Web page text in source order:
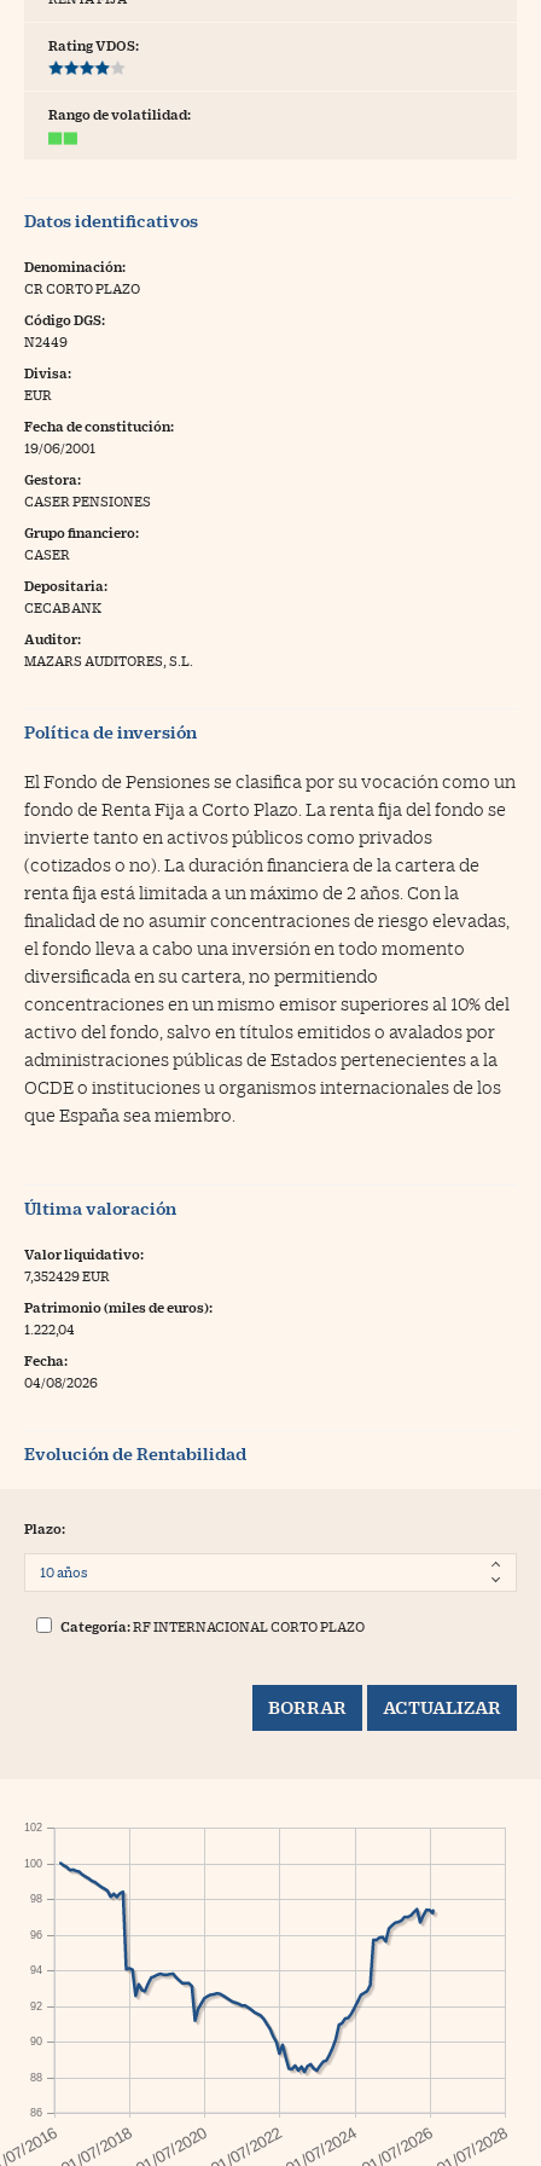
Pyme
a Cinco Días
Rating VDOS:
Rango de volatilidad:
Datos identificativos
Denominación:
CR CORTO PLAZO
Código DGS:
N2449
Divisa:
EUR
Fecha de constitución:
19/06/2001
Gestora:
CASER PENSIONES
Grupo financiero:
CASER
Depositaria:
CECABANK
Auditor:
MAZARS AUDITORES, S.L.
Política de inversión
El Fondo de Pensiones se clasifica por su vocación como un
fondo de Renta Fija a Corto Plazo. La renta fija del fondo se
invierte tanto en activos públicos como privados
(cotizados o no). La duración financiera de la cartera de
renta fija está limitada a un máximo de 2 años. Con la
finalidad de no asumir concentraciones de riesgo elevadas,
el fondo lleva a cabo una inversión en todo momento
diversificada en su cartera, no permitiendo
concentraciones en un mismo emisor superiores al 10% del
activo del fondo, salvo en títulos emitidos o avalados por
administraciones públicas de Estados pertenecientes a la
OCDE o instituciones u organismos internacionales de los
que España sea miembro.
Última valoración
Valor liquidativo:
7,352429 EUR
Patrimonio (miles de euros):
1.222,04
Fecha:
04/08/2026
Evolución de Rentabilidad
Plazo:
Categoría:RF INTERNACIONAL CORTO PLAZO
86
88
90
92
94
96
98
100
102